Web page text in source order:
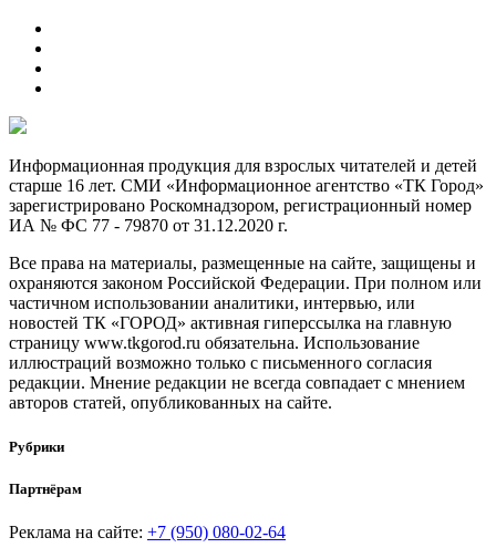
Информационная продукция для взрослых читателей и детей
старше 16 лет. СМИ «Информационное агентство «ТК Город»
зарегистрировано Роскомнадзором, регистрационный номер
ИА № ФС 77 - 79870 от 31.12.2020 г.
Все права на материалы, размещенные на сайте, защищены и
охраняются законом Российской Федерации. При полном или
частичном использовании аналитики, интервью, или
новостей ТК «ГОРОД» активная гиперссылка на главную
страницу www.tkgorod.ru обязательна. Использование
иллюстраций возможно только с письменного согласия
редакции. Мнение редакции не всегда совпадает с мнением
авторов статей, опубликованных на сайте.
Рубрики
Партнёрам
Реклама на сайте: +7 (950) 080-02-64